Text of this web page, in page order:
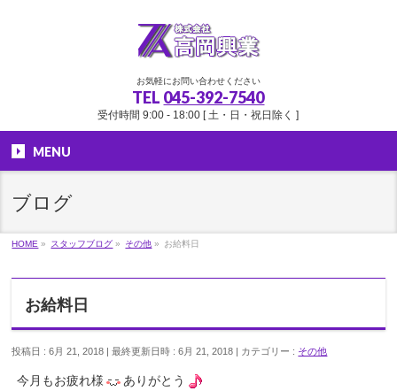
お気軽にお問い合わせください
TEL 045-392-7540
受付時間 9:00 - 18:00 [ 土・日・祝日除く ]
MENU
ブログ
HOME » スタッフブログ » その他 » お給料日
お給料日
投稿日 : 6月 21, 2018 最終更新日時 : 6月 21, 2018 カテゴリー : その他
今月もお疲れ様 ありがとう